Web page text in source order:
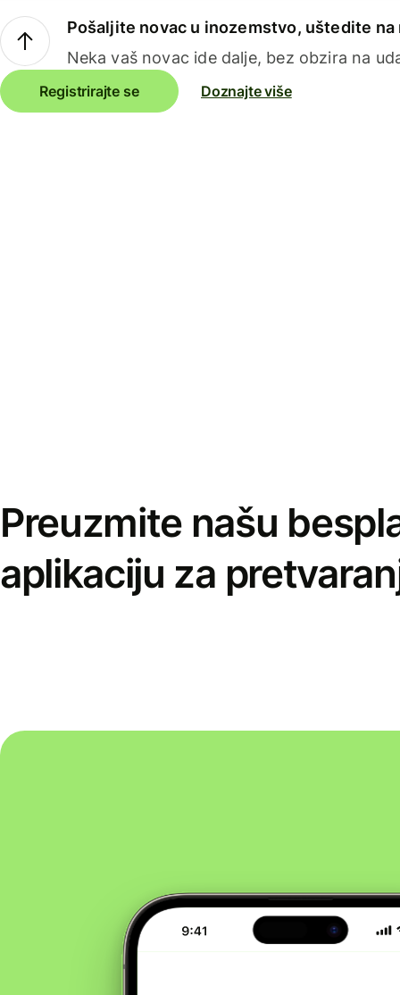
Pošaljite novac u inozemstvo, uštedite na
Neka vaš novac ide dalje, bez obzira na
Registrirajte se Doznajte više
Preuzmite našu
aplikaciju za